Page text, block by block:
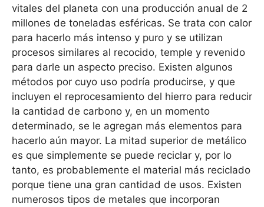
vitales del planeta con una producción anual de 2
millones de toneladas esféricas. Se trata con calor
para hacerlo más intenso y puro y se utilizan
procesos similares al recocido, temple y revenido
para darle un aspecto preciso. Existen algunos
métodos por cuyo uso podría producirse, y que
incluyen el reprocesamiento del hierro para reducir
la cantidad de carbono y, en un momento
determinado, se le agregan más elementos para
hacerlo aún mayor. La mitad superior de metálico
es que simplemente se puede reciclar y, por lo
tanto, es probablemente el material más reciclado
porque tiene una gran cantidad de usos. Existen
numerosos tipos de metales que incorporan